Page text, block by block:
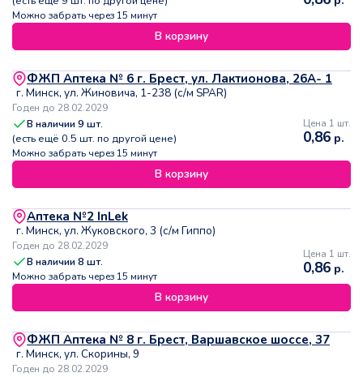
Можно забрать через 15 минут
В корзину
ФЖП Аптека № 6 г. Брест, ул. Лактионова, 26А- 1
г. Минск, ул. Жиновича, 1-238 (с/м SPAR)
Годен до 28.02.2029
В наличии9 шт.
(есть ещё 0.5 шт. по другой цене)
Можно забрать через 15 минут
Цена 1 шт.
0,86 р.
В корзину
Аптека №2 InLek
г. Минск, ул. Жуковского, 3 (с/м Гиппо)
Годен до 28.02.2029
В наличии8 шт.
Можно забрать через 15 минут
Цена 1 шт.
0,86 р.
В корзину
ФЖП Аптека № 8 г. Брест, Варшавское шоссе, 37
г. Минск, ул. Скорины, 9
Годен до 28.02.2029